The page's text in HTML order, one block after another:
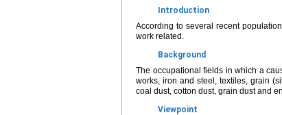
Introduction
According to several recent
work related.
Background
The occupational fields in which a
works, iron and steel, textiles, grain
coal dust, cotton dust, grain dust and
Viewpoint